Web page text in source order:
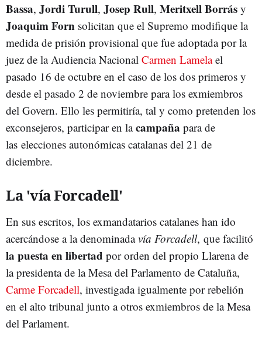
Bassa, Jordi Turull, Josep Rull, Meritxell Borrás y
Joaquim Forn solicitan que el Supremo modifique la
medida de prisión provisional que fue adoptada por la
juez de la Audiencia Nacional Carmen Lamelael
pasado 16 de octubre en el caso de los dos primeros y
desde el pasado 2 de noviembre para los exmiembros
del Govern. Ello les permitiría, tal y como pretenden los
exconsejeros, participar en lacampaña para de
las elecciones autonómicas catalanas del 21 de
diciembre.
La 'vía Forcadell'
En sus escritos, los exmandatarios catalanes han ido
acercándose a la denominadavía Forcadell, que facilitó
la puesta en libertad por orden del propio Llarena de
la presidenta de la Mesa del Parlamento de Cataluña,
Carme Forcadell, investigada igualmente por rebelión
en el alto tribunal junto a otros exmiembros de la Mesa
del Parlament.